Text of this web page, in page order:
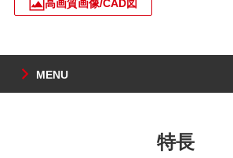
MENU
特長